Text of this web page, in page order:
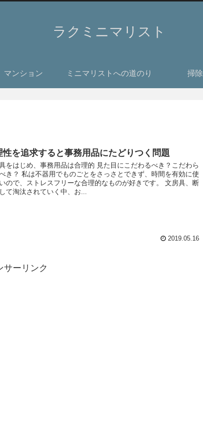
ラクミニマリスト
マンション ミニマリストへの道のり 掃除
性を追求すると事務用品にたどりつく問題
をはじめ、事務用品は合理的 見た目にこだわるべき？こだわら
き？ 私は不器用でものごとをさっさとできず、時間を有効に使
ので、ストレスフリーな合理的なものが好きです。 文房具、断
て淘汰されていく中、お...
2019.05.16
サーリンク